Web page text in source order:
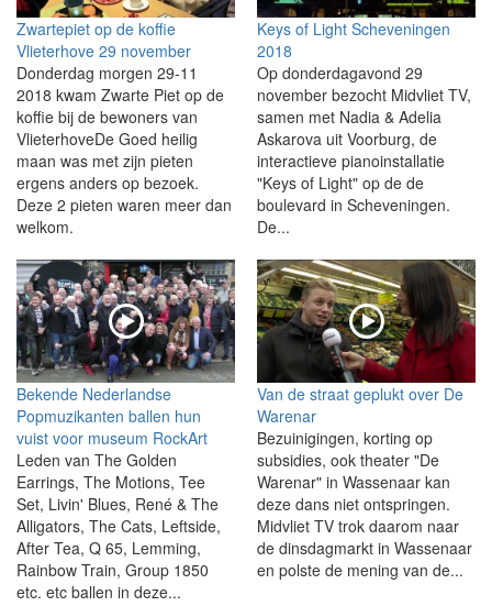
Zwartepiet op de koffie
Vlieterhove 29 november
Donderdag morgen 29-11
2018 kwam Zwarte Piet op de
koffie bij de bewoners van
VlieterhoveDe Goed heilig
maan was met zijn pieten
ergens anders op bezoek.
Deze 2 pieten waren meer dan
welkom.
Keys of Light Scheveningen
2018
Op donderdagavond 29
november bezocht Midvliet TV,
samen met Nadia & Adelia
Askarova uit Voorburg, de
interactieve pianoinstallatie
"Keys of Light" op de de
boulevard in Scheveningen.
De...
Bekende Nederlandse
Popmuzikanten ballen hun
vuist voor museum RockArt
Leden van The Golden
Earrings, The Motions, Tee
Set, Livin' Blues, René & The
Alligators, The Cats, Leftside,
After Tea, Q 65, Lemming,
Rainbow Train, Group 1850
etc. etc ballen in deze...
Van de straat geplukt over De
Warenar
Bezuinigingen, korting op
subsidies, ook theater "De
Warenar" in Wassenaar kan
deze dans niet ontspringen.
Midvliet TV trok daarom naar
de dinsdagmarkt in Wassenaar
en polste de mening van de...